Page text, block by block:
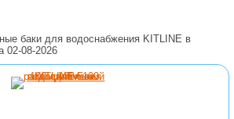
баки для водоснабжения KITLINE в
02-08-2026